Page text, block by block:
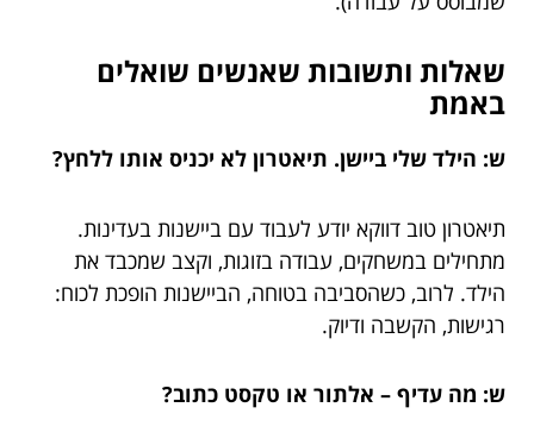
שאלות ותשובות שאנשים שואלים
באמת
ש: הילד שלי ביישן. תיאטרון לא יכניס אותו ללחץ?
תיאטרון טוב דווקא יודע לעבוד עם ביישנות בעדינות.
מתחילים במשחקים, עבודה בזוגות, וקצב שמכבד את
הילד. לרוב, כשהסביבה בטוחה, הביישנות הופכת לכוח:
רגישות, הקשבה ודיוק.
ש: מה עדיף – אלתור או טקסט כתוב?